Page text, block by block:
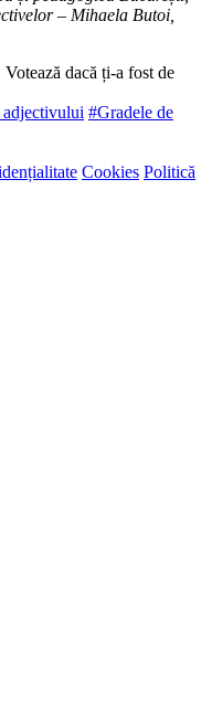
– Mihaela Butoi,
dacă ți-a fost de
adjectivului #Gradele de
Cookies Politică